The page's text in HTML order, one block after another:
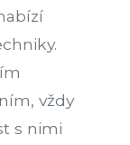
vždy
s nimi